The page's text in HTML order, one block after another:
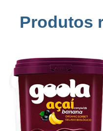
Produtos